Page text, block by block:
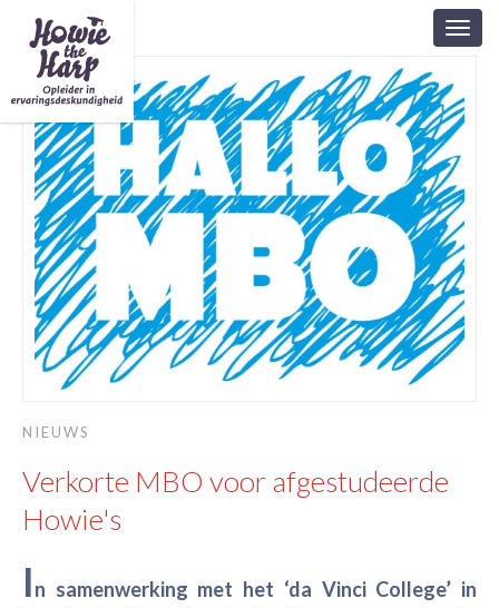
NIEUWS
Verkorte MBO voor afgestudeerde
Howie's
In samenwerking met het ‘da Vinci College’ in